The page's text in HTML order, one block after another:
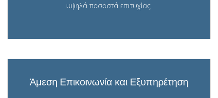
υψηλά ποσοστά επιτυχίας.
Άμεση Επικοινωνία και Εξυπηρέτηση